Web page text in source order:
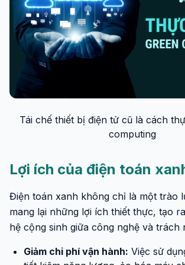
Tái chế thiết bị điện tử cũ là cách
computing
Lợi ích của điện toán
Điện toán xanh không chỉ là một trào
mang lại những lợi ích thiết thực, tạo
hệ cộng sinh giữa công nghệ và trách
Giảm chi phí vận hành: Việc sử